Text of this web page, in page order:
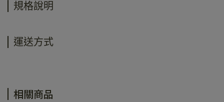
規格說明
運送方式
相關商品